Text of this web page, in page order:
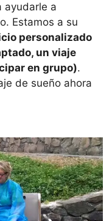
ayudarle a
Estamos a su
personalizado
un viaje
en grupo).
de sueño ahora